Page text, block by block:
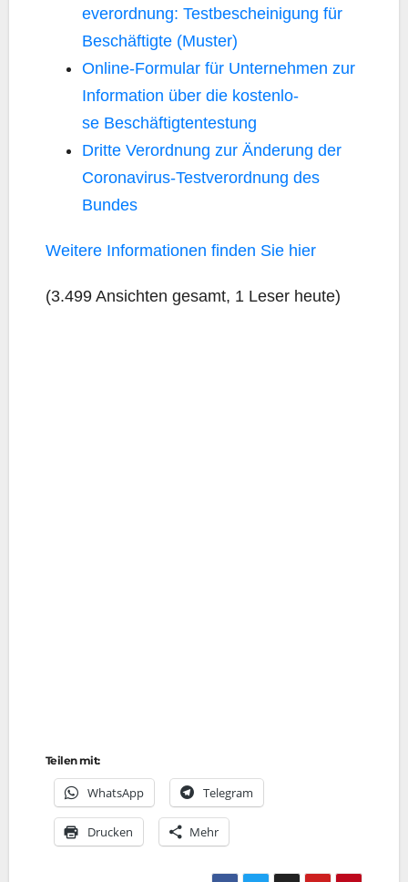
ever­ord­nung: Test­be­schei­ni­gung für
Beschäf­tig­te (Mus­ter)
Online-For­mu­lar für Unter­neh­men zur
Infor­ma­ti­on über die kos­ten­lo­
se Beschäftigtentestung
Drit­te Ver­ord­nung zur Ände­rung der
Coro­na­vi­rus-Test­ver­ord­nung des
Bundes
Wei­te­re Infor­ma­tio­nen fin­den Sie hier
(3.499 Ansich­ten gesamt, 1 Leser heute)
Teilen mit:
Whats­App Tele­gram
Dru­cken Mehr